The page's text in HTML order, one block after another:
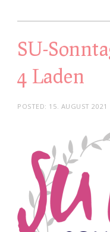
SU-
4 Laden
POSTED: 15. AUGUST 2021